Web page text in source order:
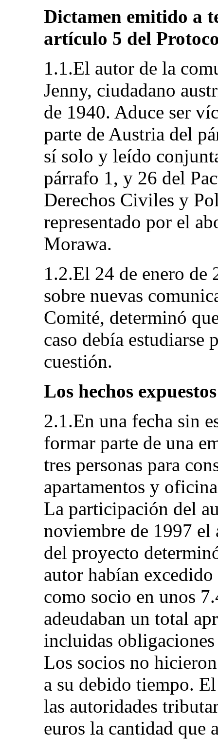
Dictamen emitido a
artículo 5 del
1.1.El autor de la
Jenny, ciudadano
de 1940. Aduce ser
parte de Austria del
sí solo y leído
párrafo 1, y 26 del
Derechos Civiles y
representado por el
Morawa.
1.2.El 24 de enero de
sobre nuevas
Comité, determinó
caso debía estudiarse
cuestión.
Los hechos
2.1.En una fecha sin
formar parte de una
tres personas para
apartamentos y
La participación del
noviembre de 1997
del proyecto
autor habían
como socio en unos
adeudaban un total
incluidas
Los socios no
a su debido tiempo.
las autoridades
euros la cantidad que